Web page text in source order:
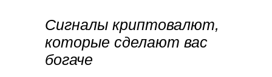
Сигналы криптовалют,
которые сделают вас
богаче